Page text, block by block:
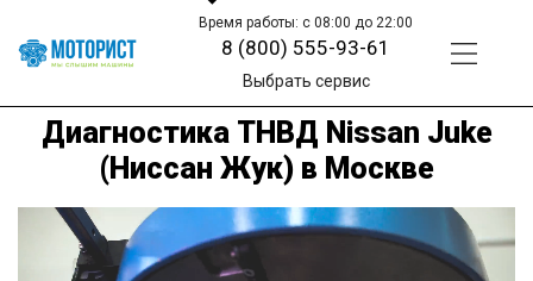
Время работы: с 08:00 до 22:00
8 (800) 555-93-61
Выбрать сервис
Диагностика ТНВД Nissan Juke
(Ниссан Жук) в Москве